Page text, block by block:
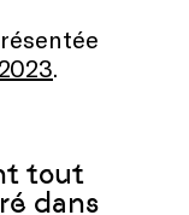
.
tout
dans